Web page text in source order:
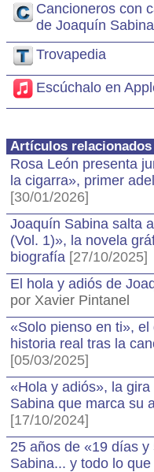
Cancioneros con
de Joaquín Sabina
Trovapedia
Escúchalo en
Artículos relacionados
Rosa León presenta
la cigarra», primer
[30/01/2026]
Joaquín Sabina salta
(Vol. 1)», la novela
biografía [27/10/2025]
El hola y adiós de
por Xavier Pintanel
«Solo pienso en ti»,
historia real tras la
[05/03/2025]
«Hola y adiós», la
Sabina que marca su
[17/10/2024]
25 años de «19 días
Sabina... y todo lo